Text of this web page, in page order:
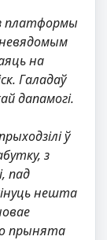
платформы
невядомым
на
Галадаў
дапамогі.
ў
з
пад
нешта
прынята